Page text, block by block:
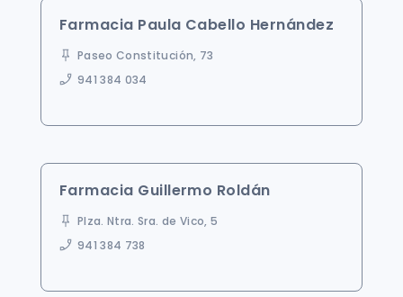
Farmacia Paula Cabello Hernández
Paseo Constitución, 73
941 384 034
Farmacia Guillermo Roldán
Plza. Ntra. Sra. de Vico, 5
941 384 738